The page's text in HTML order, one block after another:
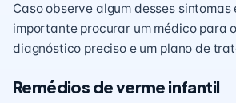
Caso observe algum desses sintomas
importante procurar um médico para
diagnóstico preciso e um plano de
Remédios de verme infantil